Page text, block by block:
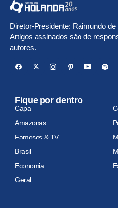
Diretor-Presidente: Raimundo de
Artigos assinados são de
autores.
Fique por dentro
Capa
Amazonas
Famosos & TV
Brasil
Economia
Geral